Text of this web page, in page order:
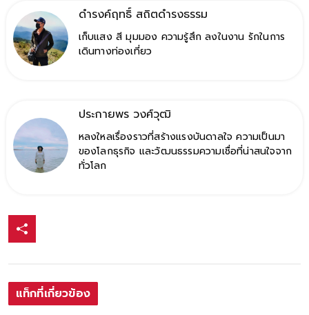
ดำรงค์ฤทธิ์ สถิตดำรงธรรม
เก็บแสง สี มุมมอง ความรู้สึก ลงในงาน รักในการ
เดินทางท่องเที่ยว
ประกายพร​ วงศ์​วุฒิ​
หลงใหลเรื่องราวที่สร้างแรงบันดาลใจ ความเป็นมา
ของโลกธุรกิจ และวัฒนธรรมความเชื่อที่น่าสนใจจาก
ทั่วโลก
แท็กที่เกี่ยวข้อง